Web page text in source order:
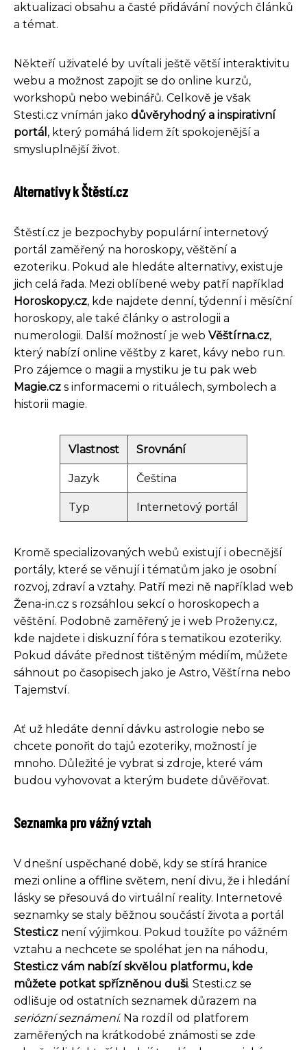
aktualizaci obsahu a časté přidávání nových článků
a témat.
Někteří uživatelé by uvítali ještě větší interaktivitu
webu a možnost zapojit se do online kurzů,
workshopů nebo webinářů. Celkově je však
Stesti.cz vnímán jako důvěryhodný a inspirativní
portál , který pomáhá lidem žít spokojenější a
smysluplnější život.
Alternativy k Štěstí.cz
Štěstí.cz je bezpochyby populární internetový
portál zaměřený na horoskopy, věštění a
ezoteriku. Pokud ale hledáte alternativy, existuje
jich celá řada. Mezi oblíbené weby patří například
Horoskopy.cz, kde najdete denní, týdenní i měsíční
horoskopy, ale také články o astrologii a
numerologii. Další možností je web Věštírna.cz,
který nabízí online věštby z karet, kávy nebo run.
Pro zájemce o magii a mystiku je tu pak web
Magie.cz s informacemi o rituálech, symbolech a
historii magie.
Vlastnost Srovnání
Jazyk Čeština
Typ Internetový portál
Kromě specializovaných webů existují i ​​obecnější
portály, které se věnují i ​​tématům jako je osobní
rozvoj, zdraví a vztahy. Patří mezi ně například web
Žena-in.cz s rozsáhlou sekcí o horoskopech a
věštění. Podobně zaměřený je i web Proženy.cz,
kde najdete i ​​diskuzní fóra s tematikou ezoteriky.
Pokud dáváte přednost tištěným médiím, můžete
sáhnout po časopisech jako je Astro, Věštírna nebo
Tajemství.
Ať už hledáte denní dávku astrologie nebo se
chcete ponořit do tajů ezoteriky, možností je
mnoho. Důležité je vybrat si zdroje, které vám
budou vyhovovat a kterým budete důvěřovat.
Seznamka pro vážný vztah
V dnešní uspěchané době, kdy se stírá hranice
mezi online a offline světem, není divu, že i hledání
lásky se přesouvá do virtuální reality. Internetové
seznamky se staly běžnou součástí života a portál
Stesti.cz není výjimkou. Pokud toužíte po vážném
vztahu a nechcete se spoléhat jen na náhodu,
Stesti.cz vám nabízí skvělou platformu, kde
můžete potkat spřízněnou duši. Stesti.cz se
odlišuje od ostatních seznamek důrazem na
seriózní seznámení. Na rozdíl od platforem
zaměřených na krátkodobé známosti se zde